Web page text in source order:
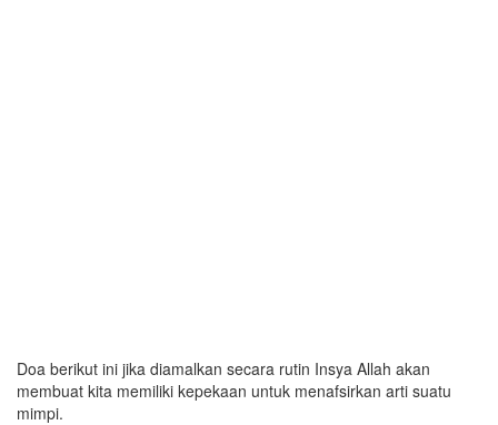
Doa berikut ini jika diamalkan secara rutin Insya Allah akan
membuat kita memiliki kepekaan untuk menafsirkan arti suatu
mimpi.